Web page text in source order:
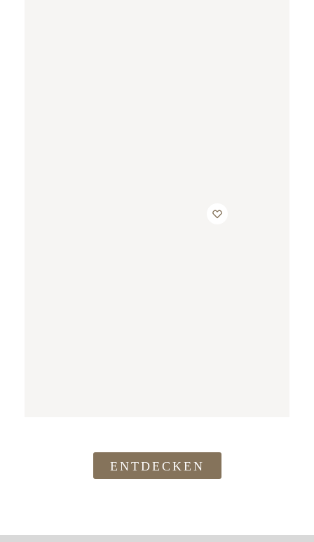
ENTDECKEN